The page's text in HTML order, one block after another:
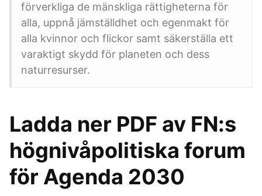
förverkliga de mänskliga rättigheterna för
alla, uppnå jämställdhet och egenmakt för
alla kvinnor och flickor samt säkerställa ett
varaktigt skydd för planeten och dess
naturresurser.
Ladda ner PDF av FN:s
högnivåpolitiska forum
för Agenda 2030